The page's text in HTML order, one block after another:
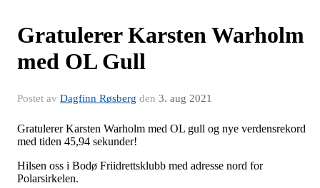
Gratulerer Karsten Warholm
med OL Gull
Postet av Dagfinn Røsberg den 3. aug 2021
Gratulerer Karsten Warholm med OL gull og nye verdensrekord
med tiden 45,94 sekunder!
Hilsen oss i Bodø Friidrettsklubb med adresse nord for
Polarsirkelen.